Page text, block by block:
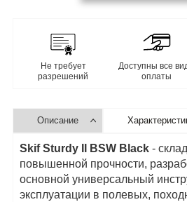
Не требует
разрешений
Доступны все
оплаты
Описание
Skif Sturdy II BSW Black -
повышенной прочности,
основной универсальный
эксплуатации в полевых,